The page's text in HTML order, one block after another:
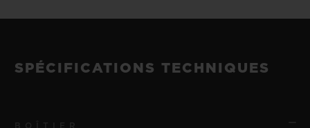
SPÉCIFICATIONS TECHNIQUES